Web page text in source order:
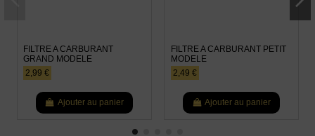
FILTRE A CARBURANT
GRAND MODELE
2,99 €
Ajouter au panier
FILTRE A CARBURANT PETIT
MODELE
2,49 €
Ajouter au panier